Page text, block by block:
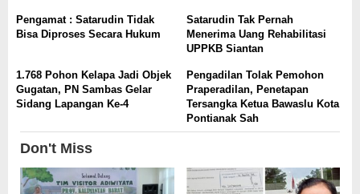
Pengamat : Satarudin Tidak
Bisa Diproses Secara Hukum
Satarudin Tak Pernah
Menerima Uang Rehabilitasi
UPPKB Siantan
1.768 Pohon Kelapa Jadi Objek
Gugatan, PN Sambas Gelar
Sidang Lapangan Ke-4
Pengadilan Tolak Pemohon
Praperadilan, Penetapan
Tersangka Ketua Bawaslu Kota
Pontianak Sah
Don't Miss